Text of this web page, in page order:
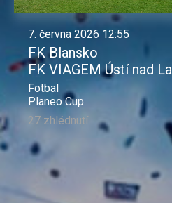
7. června 2026 12:55
FK Blansko
FK VIAGEM Ústí nad
Fotbal
Planeo Cup
27 zhlédnutí